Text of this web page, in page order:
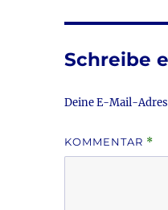
Schreibe
Deine E-Mail-
KOMMENTAR *